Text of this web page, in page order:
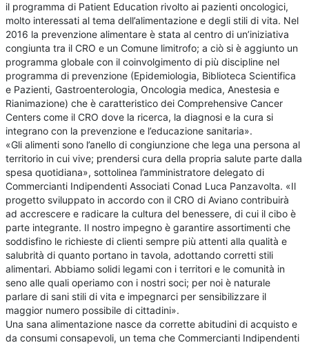
il programma di Patient Education rivolto ai pazienti oncologici,
molto interessati al tema dell’alimentazione e degli stili di vita. Nel
2016 la prevenzione alimentare è stata al centro di un’iniziativa
congiunta tra il CRO e un Comune limitrofo; a ciò si è aggiunto un
programma globale con il coinvolgimento di più discipline nel
programma di prevenzione (Epidemiologia, Biblioteca Scientifica
e Pazienti, Gastroenterologia, Oncologia medica, Anestesia e
Rianimazione) che è caratteristico dei Comprehensive Cancer
Centers come il CRO dove la ricerca, la diagnosi e la cura si
integrano con la prevenzione e l’educazione sanitaria».
«Gli alimenti sono l’anello di congiunzione che lega una persona al
territorio in cui vive; prendersi cura della propria salute parte dalla
spesa quotidiana», sottolinea l’amministratore delegato di
Commercianti Indipendenti Associati Conad Luca Panzavolta. «Il
progetto sviluppato in accordo con il CRO di Aviano contribuirà
ad accrescere e radicare la cultura del benessere, di cui il cibo è
parte integrante. Il nostro impegno è garantire assortimenti che
soddisfino le richieste di clienti sempre più attenti alla qualità e
salubrità di quanto portano in tavola, adottando corretti stili
alimentari. Abbiamo solidi legami con i territori e le comunità in
seno alle quali operiamo con i nostri soci; per noi è naturale
parlare di sani stili di vita e impegnarci per sensibilizzare il
maggior numero possibile di cittadini».
Una sana alimentazione nasce da corrette abitudini di acquisto e
da consumi consapevoli, un tema che Commercianti Indipendenti